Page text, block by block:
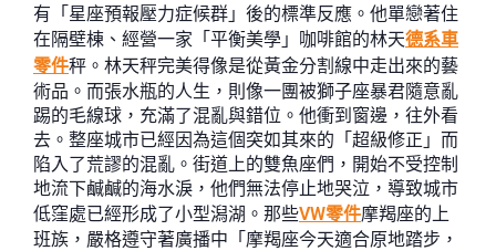
有「星座預報壓力症候群」後的標準反應。他單戀著住
在隔壁棟、經營一家「平衡美學」咖啡館的林天德系車
零件秤。林天秤完美得像是從黃金分割線中走出來的藝
術品。而張水瓶的人生，則像一團被獅子座暴君隨意亂
踢的毛線球，充滿了混亂與錯位。他衝到窗邊，往外看
去。整座城市已經因為這個突如其來的「超級修正」而
陷入了荒謬的混亂。街道上的雙魚座們，開始不受控制
地流下鹹鹹的海水淚，他們無法停止地哭泣，導致城市
低窪處已經形成了小型潟湖。那些VW零件摩羯座的上
班族，嚴格遵守著廣播中「摩羯座今天適合原地踏步，